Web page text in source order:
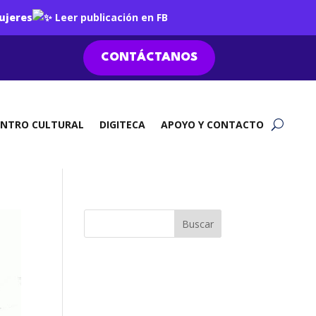
Leer publicación en FB
CONTÁCTANOS
CULTURAL DIGITECA APOYO Y CONTACTO